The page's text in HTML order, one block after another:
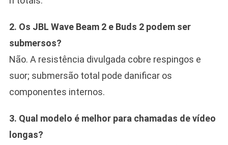
2. Os JBL Wave Beam 2 e Buds 2 podem ser
submersos?
Não. A resistência divulgada cobre respingos e
suor; submersão total pode danificar os
componentes internos.
3. Qual modelo é melhor para chamadas de vídeo
longas?